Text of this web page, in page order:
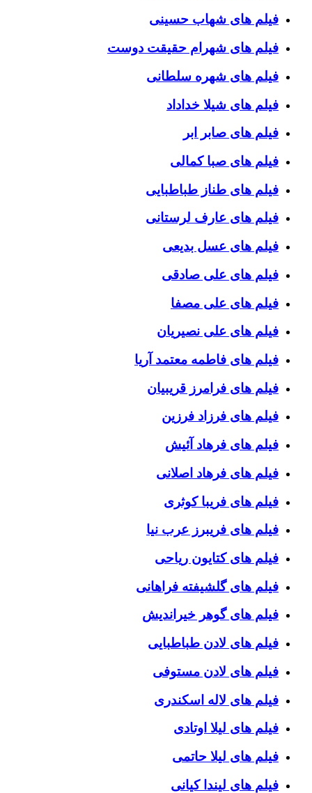
فیلم های شهاب حسینی
فیلم های شهرام حقیقت دوست
فیلم های شهره سلطانی
فیلم های شیلا خداداد
فیلم های صابر ابر
فیلم های صبا کمالی
فیلم های طناز طباطبایی
فیلم های عارف لرستانی
فیلم های عسل بدیعی
فیلم های علی صادقی
فیلم های علی مصفا
فیلم های علی نصیریان
فیلم های فاطمه معتمد آریا
فیلم های فرامرز قریبیان
فیلم های فرزاد فرزین
فیلم های فرهاد آئیش
فیلم های فرهاد اصلانی
فیلم های فریبا کوثری
فیلم های فریبرز عرب نیا
فیلم های کتایون ریاحی
فیلم های گلشیفته فراهانی
فیلم های گوهر خیراندیش
فیلم های لادن طباطبایی
فیلم های لادن مستوفی
فیلم های لاله اسکندری
فیلم های لیلا اوتادی
فیلم های لیلا حاتمی
فیلم های لیندا کیانی